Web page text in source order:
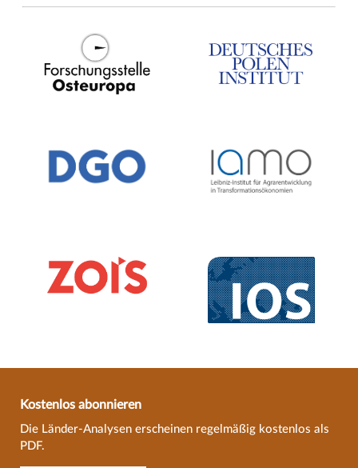
Kostenlos abonnieren
Die Länder-Analysen erscheinen regelmäßig kostenlos als
PDF.